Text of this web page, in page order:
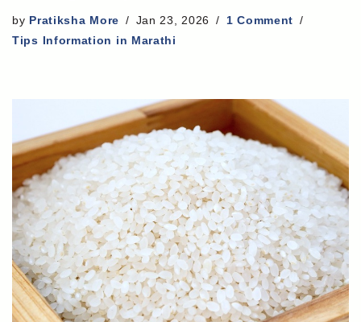
by Pratiksha More Jan 23, 2026
1 Comment
Tips Information in Marathi